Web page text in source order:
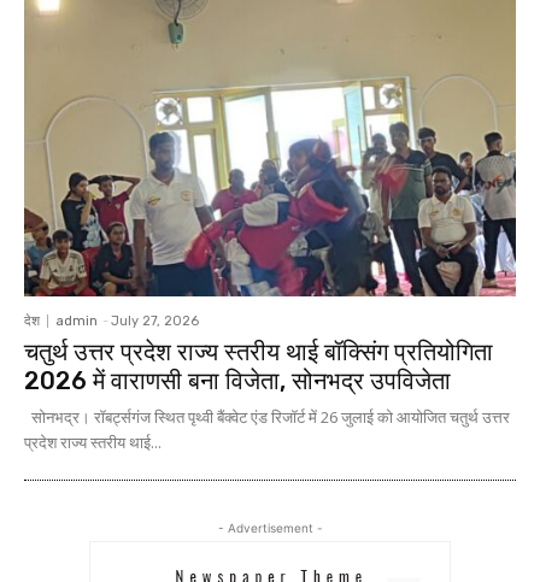
देश admin - July 27, 2026
चतुर्थ उत्तर प्रदेश राज्य स्तरीय थाई बॉक्सिंग प्रतियोगिता
2026 में वाराणसी बना विजेता, सोनभद्र उपविजेता
सोनभद्र। रॉबर्ट्सगंज स्थित पृथ्वी बैंक्वेट एंड रिजॉर्ट में 26 जुलाई को आयोजित चतुर्थ उत्तर
प्रदेश राज्य स्तरीय थाई...
- Advertisement -